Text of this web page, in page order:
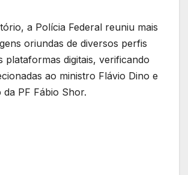
a Polícia Federal reuniu mais
oriundas de diversos perfis
plataformas digitais, verificando
ao ministro Flávio Dino e
da PF Fábio Shor.